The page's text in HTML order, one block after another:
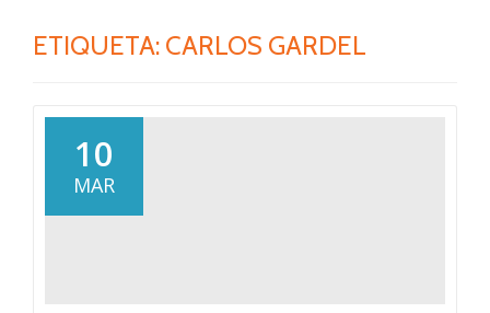
ETIQUETA: CARLOS GARDEL
10
MAR